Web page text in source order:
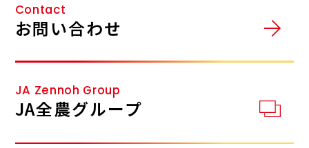
Contact
お問い合わせ
JA Zennoh Group
JA全農グループ